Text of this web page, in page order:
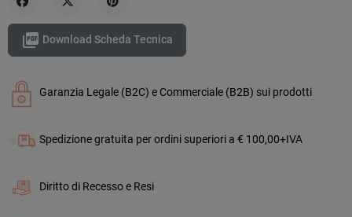
 Download Scheda Tecnica
Garanzia Legale (B2C) e Commerciale (B2B) sui prodotti
Spedizione gratuita per ordini superiori a € 100,00+IVA
Diritto di Recesso e Resi